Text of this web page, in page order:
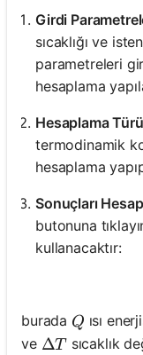
Girdi
sıcaklığı ve
parametreleri
hesaplama
Hesaplama
termodinamik
hesaplama
Sonuçları
butonuna
kullanacaktır:
burada Q
Q ısı
ve \Delta T
ΔTsıcaklık